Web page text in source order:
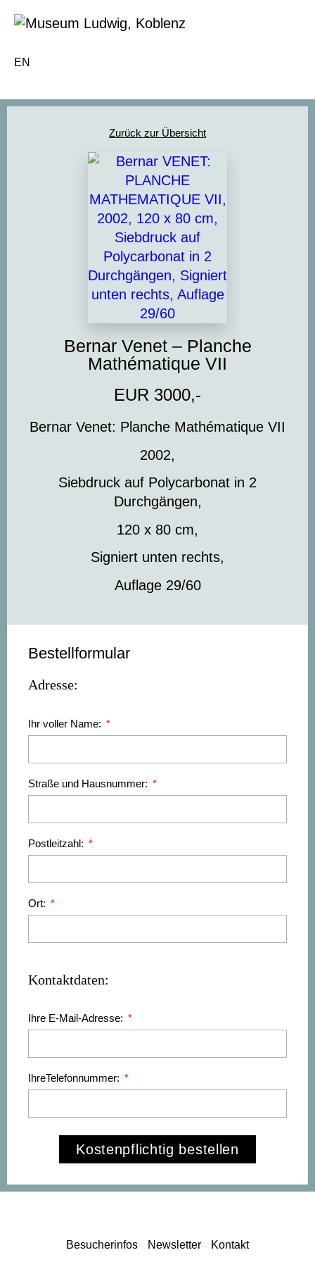
EN
Zurück zur Übersicht
Bernar Venet – Planche
Mathématique VII
EUR 3000,-
Bernar Venet: Planche Mathématique VII
2002,
Siebdruck auf Polycarbonat in 2
Durchgängen,
120 x 80 cm,
Signiert unten rechts,
Auflage 29/60
Bestellformular
Adresse:
Ihr voller Name:
Straße und Hausnummer:
Postleitzahl:
Ort:
Kontaktdaten:
Ihre E-Mail-Adresse:
IhreTelefonnummer:
Kostenpflichtig bestellen
Besucherinfos Newsletter Kontakt